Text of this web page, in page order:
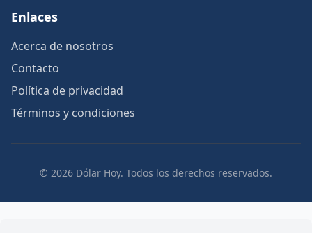
Enlaces
Acerca de nosotros
Contacto
Política de privacidad
Términos y condiciones
© 2026 Dólar Hoy. Todos los derechos reservados.